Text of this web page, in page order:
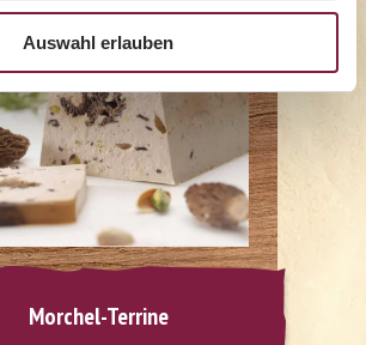
Auswahl erlauben
Morchel-Terrine